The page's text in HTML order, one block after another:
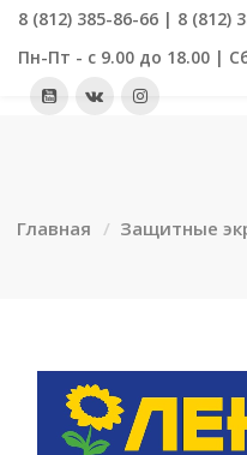
8 (812) 385-86-66 | 8 (812)
Пн-Пт - с 9.00 до 18.00 |
Главная Защитные